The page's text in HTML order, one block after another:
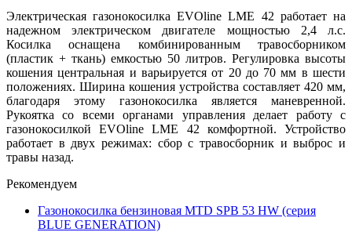
Электрическая газонокосилка EVOline LME 42 работает на
надежном электрическом двигателе мощностью 2,4 л.с.
Косилка оснащена комбинированным травосборником
(пластик + ткань) емкостью 50 литров. Регулировка высоты
кошения центральная и варьируется от 20 до 70 мм в шести
положениях. Ширина кошения устройства составляет 420 мм,
благодаря этому газонокосилка является маневренной.
Рукоятка со всеми органами управления делает работу с
газонокосилкой EVOline LME 42 комфортной. Устройство
работает в двух режимах: сбор с травосборник и выброс и
травы назад.
Рекомендуем
Газонокосилка бензиновая MTD SPB 53 HW (серия
BLUE GENERATION)